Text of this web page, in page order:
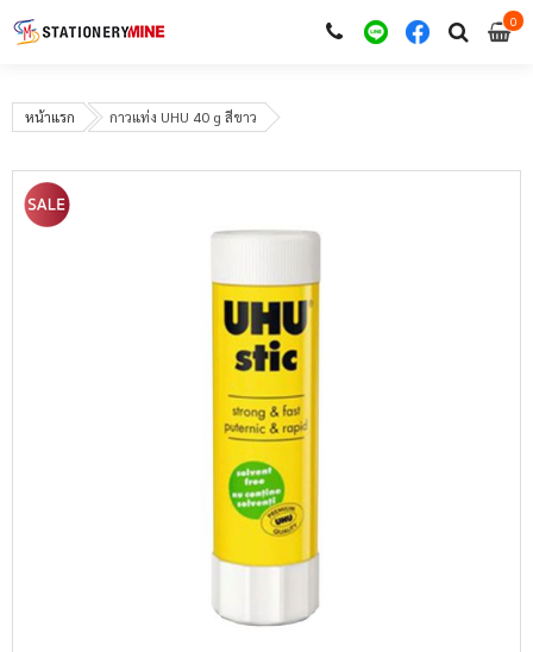
00
หน้าแรก กาวแท่ง UHU 40 g สีขาว